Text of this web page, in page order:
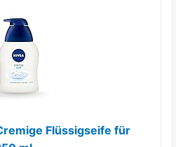
Flüssigseife für